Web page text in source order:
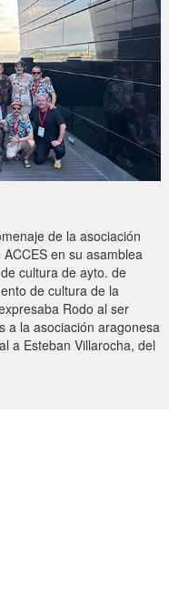
de la asociación
en su asamblea
cultura de ayto. de
de cultura de la
Rodo al ser
a la asociación aragonesa
a Esteban Villarocha, del